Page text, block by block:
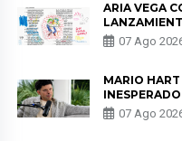
ARIA VEGA
07 Ago
MARIO HART
SALUD
KORINA: “ME
07 Ago